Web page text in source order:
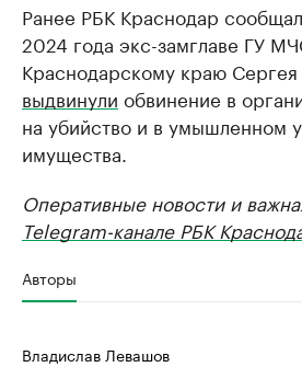
Ранее РБК Краснодар
2024 года экс-замглаве ГУ
Краснодарскому краю
выдвинули обвинение в
на убийство и в умышленном
имущества.
Оперативные новости и
Telegram-канале РБК
Авторы
Владислав Левашов